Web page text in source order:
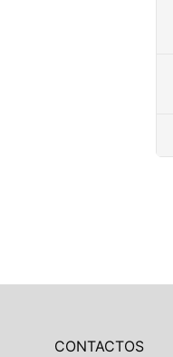
CONTACTOS